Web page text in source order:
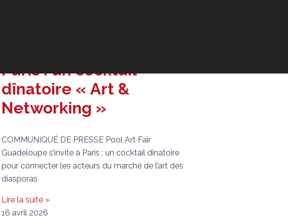
Paris : un cocktail
dînatoire « Art &
Networking »
COMMUNIQUÉ DE PRESSE Pool Art Fair
Guadeloupe s’invite à Paris : un cocktail dînatoire
pour connecter les acteurs du marché de l’art des
diasporas
Lire la suite »
16 avril 2026